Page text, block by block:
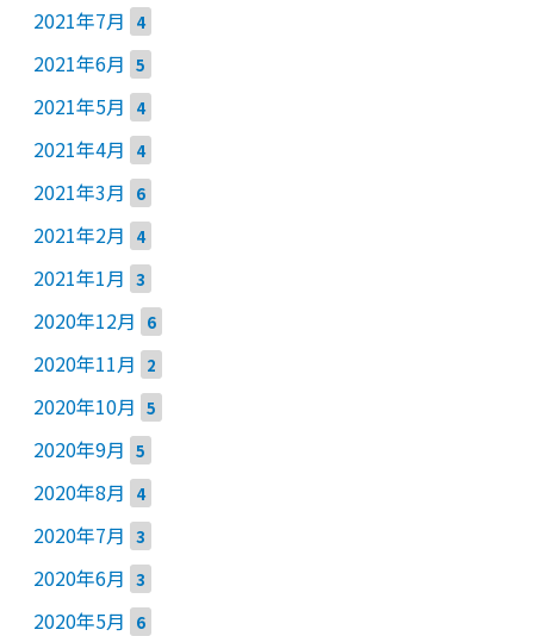
2021年7月 4
2021年6月 5
2021年5月 4
2021年4月 4
2021年3月 6
2021年2月 4
2021年1月 3
2020年12月 6
2020年11月 2
2020年10月 5
2020年9月 5
2020年8月 4
2020年7月 3
2020年6月 3
2020年5月 6